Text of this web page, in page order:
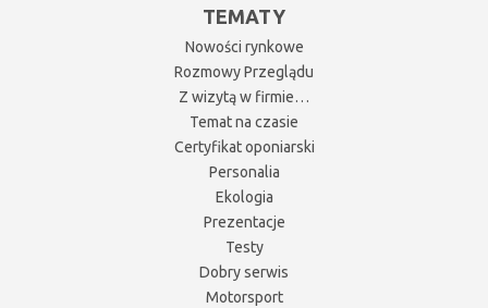
TEMATY
Nowości rynkowe
Rozmowy Przeglądu
Z wizytą w firmie…
Temat na czasie
Certyfikat oponiarski
Personalia
Ekologia
Prezentacje
Testy
Dobry serwis
Motorsport